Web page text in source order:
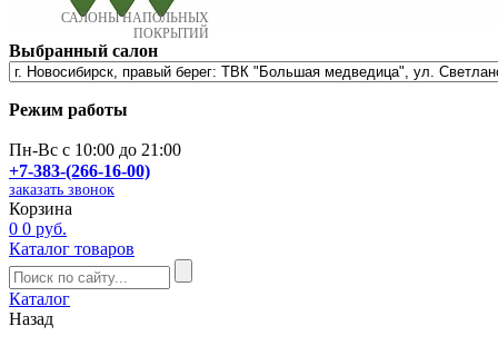
САЛОНЫ НАПОЛЬНЫХ
ПОКРЫТИЙ
Выбранный салон
Режим работы
Пн-Вс с 10:00 до 21:00
+7-383-(266-16-00)
заказать звонок
Корзина
0 0 руб.
Каталог товаров
Каталог
Назад